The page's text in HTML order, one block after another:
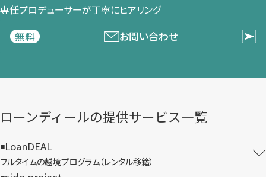
専任プロデューサーが​丁寧に​ヒアリング
無料
お問い合わせ
ローンディールの​提供サービス一覧
LoanDEAL
フルタイムの越境プログラム​（レンタル移籍）